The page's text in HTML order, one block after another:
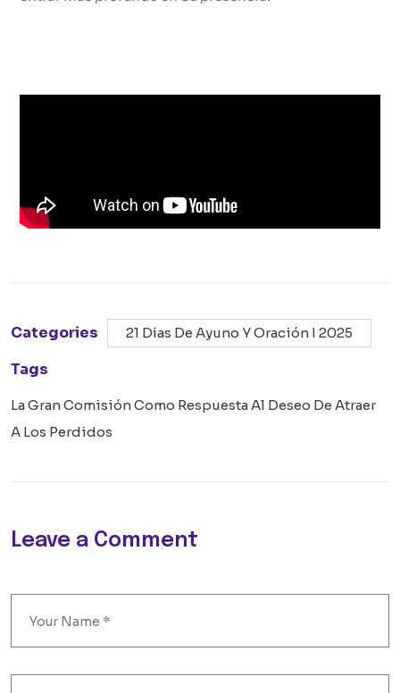
Categories 21 Días De Ayuno Y Oración I 2025
Tags
La Gran Comisión Como Respuesta Al Deseo De Atraer
A Los Perdidos
Leave a Comment